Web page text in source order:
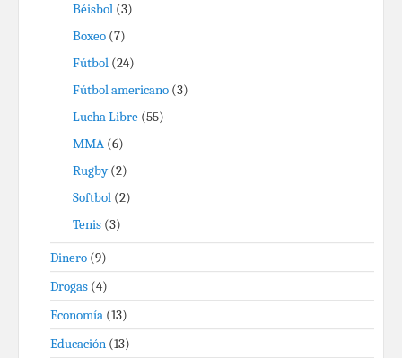
Béisbol (3)
Boxeo (7)
Fútbol (24)
Fútbol americano (3)
Lucha Libre (55)
MMA (6)
Rugby(2)
Softbol (2)
Tenis (3)
Dinero (9)
Drogas (4)
Economía (13)
Educación (13)